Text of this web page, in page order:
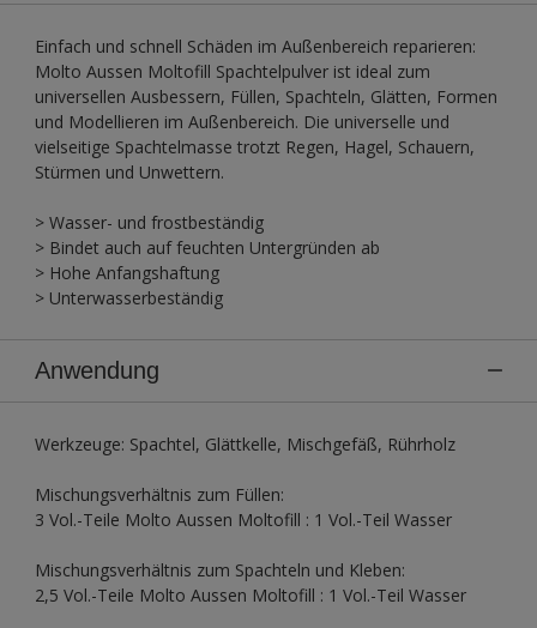
Einfach und schnell Schäden im Außenbereich reparieren:
Molto Aussen Moltofill Spachtelpulver ist ideal zum
universellen Ausbessern, Füllen, Spachteln, Glätten, Formen
und Modellieren im Außenbereich. Die universelle und
vielseitige Spachtelmasse trotzt Regen, Hagel, Schauern,
Stürmen und Unwettern.
> Wasser- und frostbeständig
> Bindet auch auf feuchten Untergründen ab
> Hohe Anfangshaftung
> Unterwasserbeständig
Anwendung
Werkzeuge: Spachtel, Glättkelle, Mischgefäß, Rührholz
Mischungsverhältnis zum Füllen:
3 Vol.-Teile Molto Aussen Moltofill : 1 Vol.-Teil Wasser
Mischungsverhältnis zum Spachteln und Kleben:
2,5 Vol.-Teile Molto Aussen Moltofill : 1 Vol.-Teil Wasser